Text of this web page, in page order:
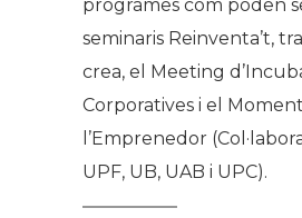
programes com poden
seminaris Reinventa’t,
crea, el Meeting
Corporatives i el
l’Emprenedor
UPF, UB, UAB i UPC).